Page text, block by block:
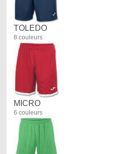
TOLEDO
8 couleurs
MICRO
6 couleurs